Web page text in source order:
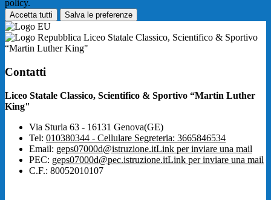
policy.
Accetta tutti Salva le preferenze
Liceo Statale Classico, Scientifico & Sportivo
“Martin Luther King"
Contatti
Liceo Statale Classico, Scientifico & Sportivo “Martin Luther
King"
Via Sturla 63 - 16131 Genova(GE)
Tel: 010380344 - Cellulare Segreteria: 3665846534
Email: geps07000d@istruzione.itLink per inviare una mail
PEC: geps07000d@pec.istruzione.itLink per inviare una mail
C.F.: 80052010107